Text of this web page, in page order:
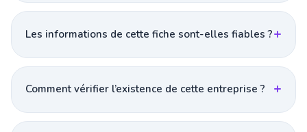
Les informations de cette fiche sont-elles fiables ?
Comment vérifier l’existence de cette entreprise ?